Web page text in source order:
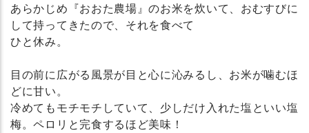
あらかじめ『おおた農場』のお米を炊いて、おむすびに
して持ってきたので、それを食べて
ひと休み。
目の前に広がる風景が目と心に沁みるし、お米が噛むほ
どに甘い。
冷めてもモチモチしていて、少しだけ入れた塩といい塩
梅。ペロリと完食するほど美味！